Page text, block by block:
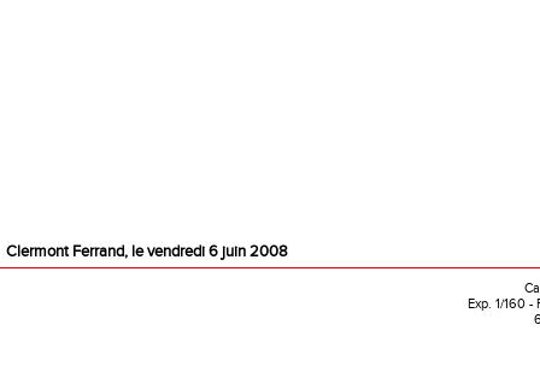
Clermont Ferrand, le vendredi 6 juin 2008
Exp. 1/160